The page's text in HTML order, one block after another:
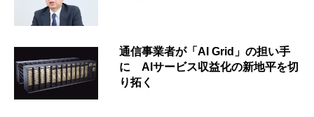
通信事業者が「AI Grid」の担い手
に AIサービス収益化の新地平を切
り拓く